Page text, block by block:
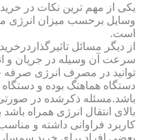
یکی از مهم ترین نکات در
وسایل برحسب میزان انرژی
است.
از دیگر مسائل
سرعت آن وسیله در جریان و
توانید در مصرف انرژی صرفه
دستگاه هماهنگ بوده و
باشد.مسئله ذکرشده در صورتی
بالای انتقال انرژی همراه
کاربرد فراوانی داشته و
بعضی افراد برای خرید